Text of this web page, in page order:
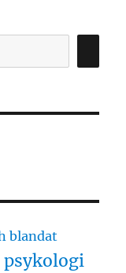
blandat
psykologi